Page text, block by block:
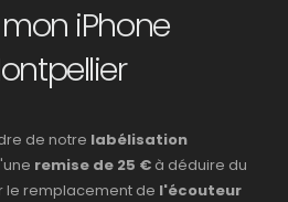
iPhone
de notre labélisation
remise de 25 € à déduire du
le remplacement de l'écouteur